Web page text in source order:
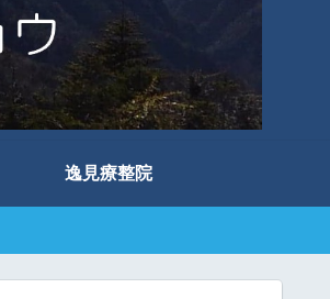
逸見療整院